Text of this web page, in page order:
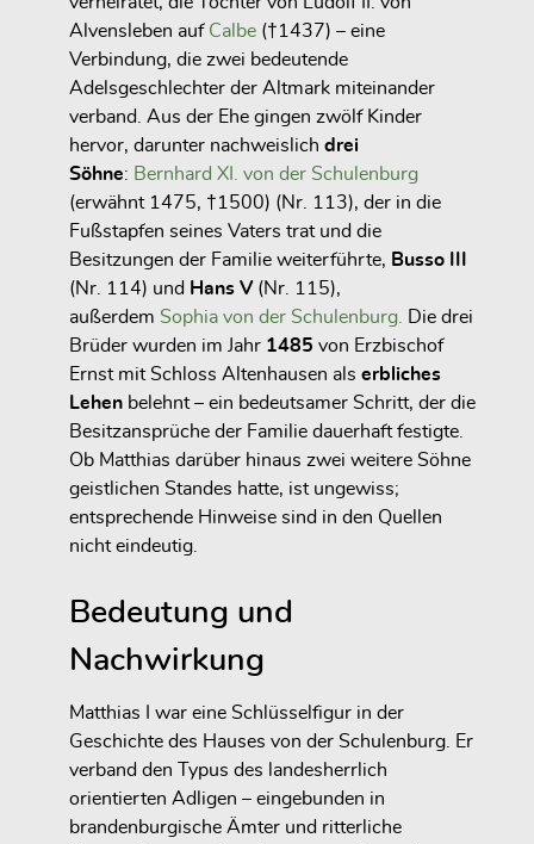
Alvensleben auf Calbe (†1437) – eine
Verbindung, die zwei bedeutende
Adelsgeschlechter der Altmark miteinander
verband. Aus der Ehe gingen zwölf Kinder
hervor, darunter nachweislich drei
Söhne: Bernhard XI. von der Schulenburg
(erwähnt 1475, †1500) (Nr. 113), der in die
Fußstapfen seines Vaters trat und die
Besitzungen der Familie weiterführte, Busso III
(Nr. 114) und Hans V(Nr. 115),
außerdem Sophia von der Schulenburg.
Die drei
Brüder wurden im Jahr 1485 von Erzbischof
Ernst mit Schloss Altenhausen als erbliches
Lehen belehnt – ein bedeutsamer Schritt, der die
Besitzansprüche der Familie dauerhaft festigte.
Ob Matthias darüber hinaus zwei weitere Söhne
geistlichen Standes hatte, ist ungewiss;
entsprechende Hinweise sind in den Quellen
nicht eindeutig.
Bedeutung und
Nachwirkung
Matthias I war eine Schlüsselfigur in der
Geschichte des Hauses von der Schulenburg. Er
verband den Typus des landesherrlich
orientierten Adligen – eingebunden in
brandenburgische Ämter und ritterliche